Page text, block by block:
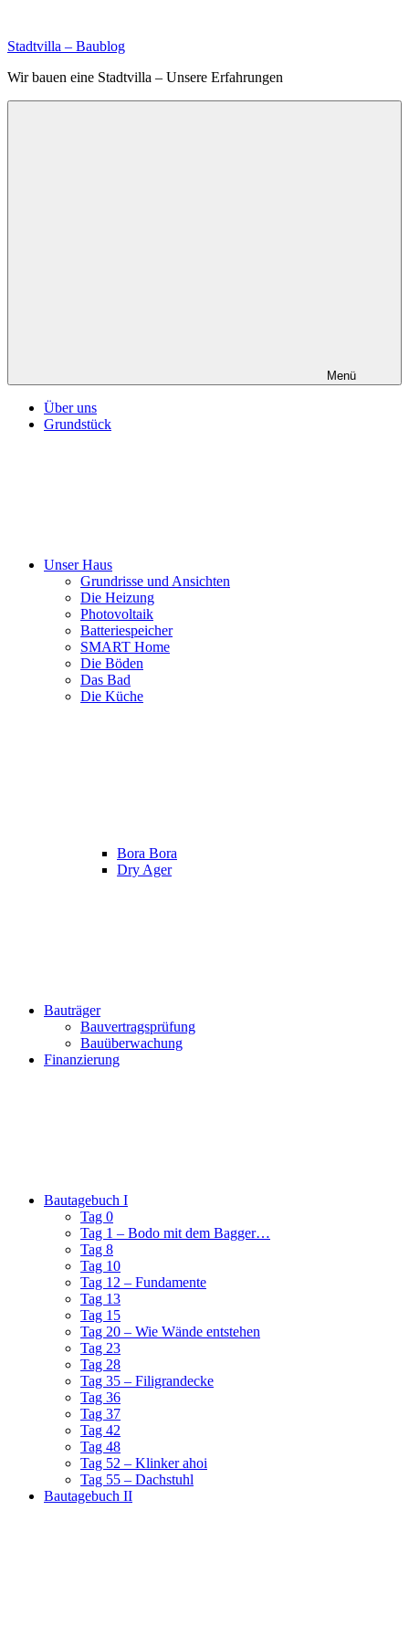
springen
Stadtvilla – Baublog
Wir bauen eine Stadtvilla – Unsere Erfahrungen
Menü
Über uns
Grundstück
Unser Haus
Grundrisse und Ansichten
Die Heizung
Photovoltaik
Batteriespeicher
SMART Home
Die Böden
Das Bad
Die Küche
Bora Bora
Dry Ager
Bauträger
Bauvertragsprüfung
Bauüberwachung
Finanzierung
Bautagebuch I
Tag 0
Tag 1 – Bodo mit dem Bagger…
Tag 8
Tag 10
Tag 12 – Fundamente
Tag 13
Tag 15
Tag 20 – Wie Wände entstehen
Tag 23
Tag 28
Tag 35 – Filigrandecke
Tag 36
Tag 37
Tag 42
Tag 48
Tag 52 – Klinker ahoi
Tag 55 – Dachstuhl
Bautagebuch II